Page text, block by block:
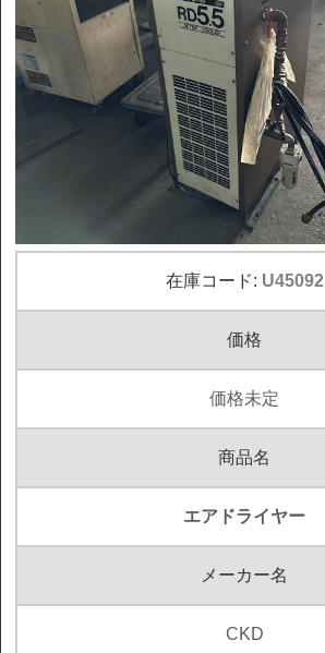
在庫コード: U45092
価格
価格未定
商品名
エアドライヤー
メーカー名
CKD